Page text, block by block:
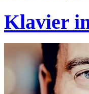
Klavier